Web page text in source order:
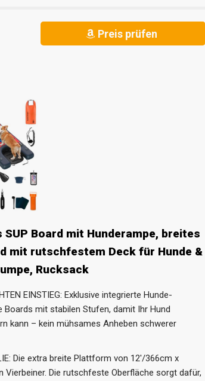
Preis prüfen
Board mit Hunderampe, breites
mit rutschfestem Deck für Hunde &
Rucksack
EINSTIEG: Exklusive integrierte Hunde-
mit stabilen Stufen, damit Ihr Hund
kann – kein mühsames Anheben schwerer
Die extra breite Plattform von 12'/366cm x
Die rutschfeste Oberfläche sorgt dafür,